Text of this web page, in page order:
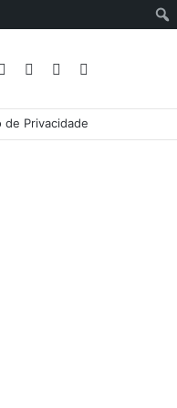
Switch
Barra
Artigo
de Privacidade